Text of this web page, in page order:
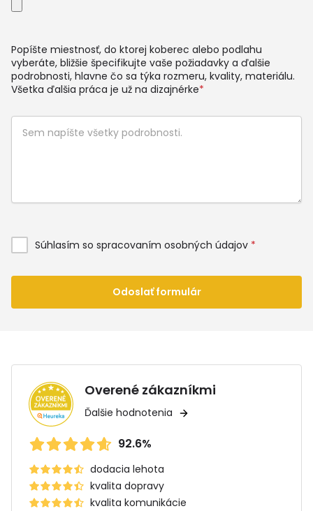
Popíšte miestnosť, do ktorej koberec alebo podlahu
vyberáte, bližšie špecifikujte vaše požiadavky a ďalšie
podrobnosti, hlavne čo sa týka rozmeru, kvality, materiálu.
Všetka ďalšia práca je už na dizajnérke*
Súhlasím so spracovaním osobných údajov *
Odoslať formulár
Overené zákazníkmi
Ďalšie hodnotenia
92.6%
dodacia lehota
kvalita dopravy
kvalita komunikácie